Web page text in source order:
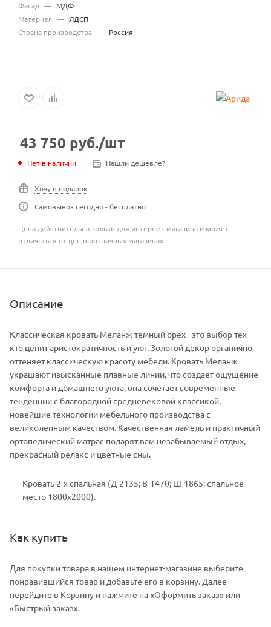
Фасад — МДФ
Материал — ЛДСП
Страна производства — Россия
43 750 руб./шт
Нет в наличии Нашли дешевле?
Хочу в подарок
Самовывоз сегодня - бесплатно
Цена действительна только для интернет-магазина и может
отличаться от цен в розничных магазинах
Описание
Классическая кровать Меланж темный орех - это выбор тех
кто ценит аристократичность и уют. Золотой декор органично
оттеняет классическую красоту мебели. Кровать Меланж
украшают изысканные плавные линии, что создает ощущение
комфорта и домашнего уюта, она сочетает современные
тенденции с благородной средневековой классикой,
новейшие технологии мебельного производства с
великолепным качеством. Качественная ламель и практичный
ортопедический матрас подарят вам незабываемый отдых,
прекрасный релакс и цветные сны.
Кровать 2-х спальная (Д-2135; В-1470; Ш-1865; спальное
место 1800х2000).
Как купить
Для покупки товара в нашем интернет-магазине выберите
понравившийся товар и добавьте его в корзину. Далее
перейдите в Корзину и нажмите на «Оформить заказ» или
«Быстрый заказ».